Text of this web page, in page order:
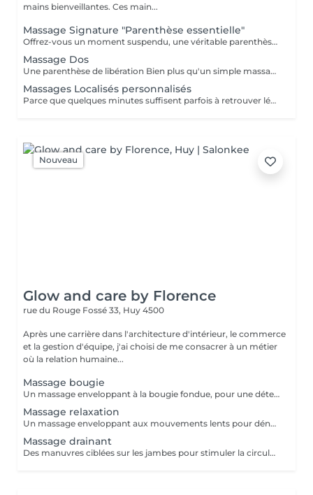
mains bienveillantes. Ces main...
Massage Signature "Parenthèse essentielle"
Offrez-vous un moment suspendu, une véritable parenthèse hors du temps. Le massage Parenthèse Essentielle, également appelé Massage Signature, est un massage entièrement personnalisé et intuitif, de la tête aux pieds. Ici, il n'existe aucun protocole figé : chaque geste naît de l'écoute du corps, de ses besoins et de son énergie au moment présent. Au fil du massage, je me laisse guider par ce que votre corps exprime et m'invite à lui offrir. Des mouvements enveloppants, profonds ou plus subtils s'enchaînent avec justesse, dans le respect de votre rythme et de ce qui est prêt à être accueilli. Parce que chaque personne est unique et que chaque instant l'est tout autant, vous ne recevrez jamais deux fois le même massage. Disponible en: 60 minutes, 90 minutes ou 2 heures, ce soin vous invite à ralentir, à vous reconnecter à vous-même et à retrouver un profond sentiment d'harmonie. Les tensions physiques se dénouent, le mental s'apaise, les émotions retrouvent leur juste place, laissant émerger une sensation de légèreté, d'équilibre et de présence à soi. En OPTION: Avant de débuter le massage, vous avez la possibilité de vivre une expérience sensorielle unique grâce au Color Test Altearah. Les yeux fermés, vous serez invité(e) à choisir intuitivement l'une des 14 huiles de couleur, sans connaître leur signification. Ce choix, guidé uniquement par votre ressenti, met en lumière le besoin émotionnel du moment. Chaque huile Altearah renferme une synergie précieuse d'huiles essentielles naturelles, spécialement élaborée pour accompagner l'un des 14 besoins émotionnels fondamentaux : sérénité, confiance, vitalité, créativité, oxygène, joie, tendresse, équilibre Une invitation à harmoniser le corps, les émotions et l'esprit, en parfaite résonance avec ce que vous traversez ici et maintenant.
Massage Dos
Une parenthèse de libération Bien plus qu'un simple massage du dos, ce soin est une véritable invitation à relâcher tout ce que le corps porte parfois en silence. Entièrement personnalisé et intuitif, il s'adapte à vos besoins du moment. Ici, aucun protocole n'est figé : chaque geste est guidé par l'écoute de votre corps, de ses tensions, de son énergie et de ce qui demande à être libéré. Le massage englobe l'ensemble du dos, la nuque, le crâne, les épaules, les bras jusqu'au bout des doigts, ainsi que toute la région des fessiers, afin de détendre les nombreuses chaînes musculaires et fasciales qui s'y relient. Des mouvements enveloppants, profonds ou plus subtils s'enchaînent dans le respect de votre rythme, offrant une sensation de relâchement global et une profonde reconnexion à soi. Pour enrichir cette expérience, vous pouvez personnaliser votre soin en choisissant, grâce au Color Test Altearah, l'une des 14 huiles de couleur. Réalisé à l'aveugle, ce choix révèle le besoin émotionnel qui vous accompagne au moment présent. Chaque huile associe une synergie d'huiles essentielles biologiques, offrant au massage une dimension sensorielle et émotionnelle unique. Les tensions s'apaisent, la respiration s'ouvre, le mental ralentit laissant progressivement place à une profonde sensation de légèreté, d'harmonie et de bien-être. Disponible en 3 timings : 25' - 40' et 60'
Massages Localisés personnalisés
Parce que quelques minutes suffisent parfois à retrouver légèreté et apaisement Ce massage de 25 minutes est entièrement personnalisé et se concentre sur une zone spécifique, choisie selon vos besoins du moment. Chaque séance est adaptée avec une écoute attentive de votre corps, afin d'ajuster les techniques, le rythme et la profondeur du toucher pour répondre au mieux à vos tensions et favoriser un profond relâchement. Au choix : * Nuque, épaules, bras et crâne * Nuque, épaules, visage et crâne * Massage crânien * Massage « Pieds Légers » Idéal pour soulager une zone particulièrement sollicitée, s'offrir une pause bien-être au cur d'une journée chargée ou découvrir en douceur l'univers de "Le Temps d'une Parenthèse", ce soin vous invite à ralentir, à respirer et à retrouver un instant de profonde sérénité. Une parenthèse de 25 minutes parfois suffisante pour se sentir profondément mieux.
Nouveau
Glow and care by Florence
rue du Rouge Fossé 33, Huy 4500
Après une carrière dans l'architecture d'intérieur, le commerce
et la gestion d'équipe, j'ai choisi de me consacrer à un métier
où la relation humaine...
Massage bougie
Un massage enveloppant à la bougie fondue, pour une détente profonde et une peau nourrie en 1 heure.
Massage relaxation
Un massage enveloppant aux mouvements lents pour dénouer les tensions et offrir une vraie parenthèse de calme. Personnalisable selon vos envies.
Massage drainant
Des manuvres ciblées sur les jambes pour stimuler la circulation et retrouver une sensation de légèreté.